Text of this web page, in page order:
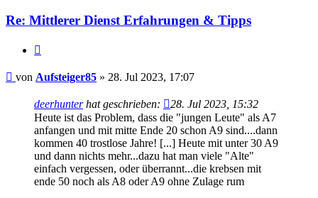
Re: Mittlerer Dienst Erfahrungen & Tipps
Beitrag
von Aufsteiger85 » 28. Jul 2023, 17:07
deerhunterhat geschrieben:
28. Jul 2023, 15:32
Heute ist das Problem, dass die "jungen Leute" als A7
anfangen und mit mitte Ende 20 schon A9 sind....dann
kommen 40 trostlose Jahre! [...] Heute mit unter 30 A9
und dann nichts mehr...dazu hat man viele "Alte"
einfach vergessen, oder überrannt...die krebsen mit
ende 50 noch als A8 oder A9 ohne Zulage rum